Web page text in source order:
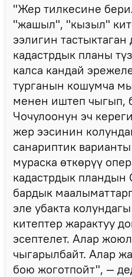
"Жер тилкесине
"жашыл", "кызыл"
ээлигин
кадастрдык планы
калса кандай
турганын кошумча
менен иштеп чыгып,
Чочулоонун эч
жер ээсинин
санариптик
мураска өткөрүү
кадастрдык пландын
бардык
эле убакта
китептер жарактуу
эсептелет. Алар
чыгарылбайт. Алар
бою жоготпойт", —